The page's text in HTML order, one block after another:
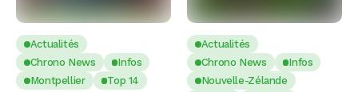
Actualités
Chrono News
Infos
Montpellier
Top 14
Actualités
Chrono News
Infos
Nouvelle-Zélande